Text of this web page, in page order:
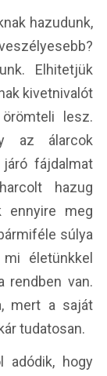
hazudunk,
Elhitetjük
kivetnivalót
lesz.
az álarcok
fájdalmat
hazug
ennyire meg
súlya
életünkkel
rendben van.
mert a saját
tudatosan.
adódik, hogy